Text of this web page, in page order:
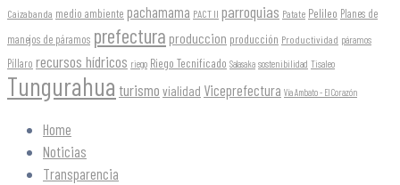
Caizabanda medio ambiente pachamama PACT II parroquias Patate Pelileo Planes de
manejos de páramos prefectura produccion producción Productividad páramos
Píllaro recursos hídricos riego Riego Tecnificado Salasaka sostenibilidad Tisaleo
Tungurahua turismo vialidad Viceprefectura Vía Ambato - El Corazón
Home
Noticias
Transparencia